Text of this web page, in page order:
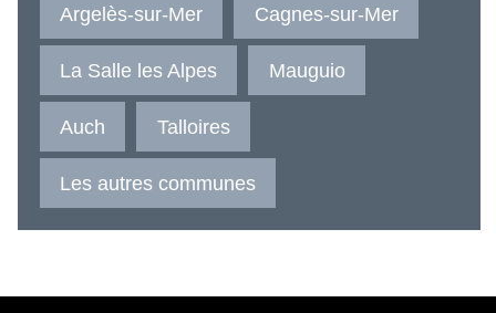
Argelès-sur-Mer Cagnes-sur-Mer
La Salle les Alpes Mauguio
Auch Talloires
Les autres communes